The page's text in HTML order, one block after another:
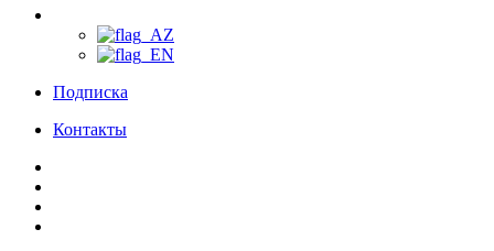
Подписка
Контакты